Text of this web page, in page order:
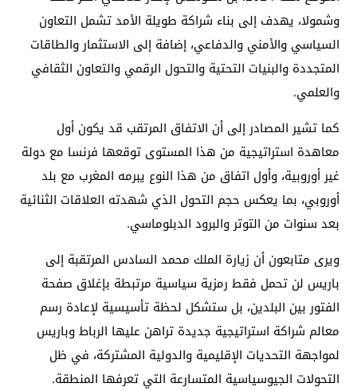
وشمولا، يهدف إلى بناء شراكة طويلة الأمد تشمل التعاون
السياسي والأمني والدفاعي، إضافة إلى الاستثمار والطاقات
المتجددة والبنيات التحتية والتحول الرقمي والتعاون الثقافي
والعلمي.
كما تشير المصادر إلى أن الاتفاق المرتقب قد يكون أول
معاهدة استراتيجية من هذا المستوى توقعها فرنسا مع دولة
غير أوروبية، وأول اتفاق من هذا النوع يبرمه المغرب مع بلد
أوروبي، بما يعكس حجم التحول الذي شهدته العلاقات الثنائية
بعد سنوات من التوتر والبرود الدبلوماسي.
ويرى متابعون أن زيارة الملك محمد السادس المرتقبة إلى
باريس لن تحمل فقط رمزية سياسية مرتبطة بإغلاق صفحة
الفتور بين البلدين، بل ستشكل لحظة تأسيسية لإعادة رسم
معالم شراكة استراتيجية جديدة تراهن عليها الرباط وباريس
لمواجهة التحديات الإقليمية والدولية المشتركة، في ظل
التحولات الجيوسياسية المتسارعة التي تعرفها المنطقة.